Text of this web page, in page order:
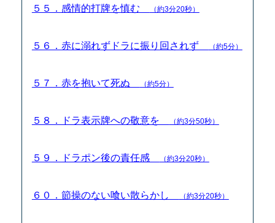
５５．感情的打牌を慎む （約3分20秒）
５６．赤に溺れずドラに振り回されず （約5分）
５７．赤を抱いて死ぬ （約5分）
５８．ドラ表示牌への敬意を （約3分50秒）
５９．ドラポン後の責任感 （約3分20秒）
６０．節操のない喰い散らかし （約3分20秒）